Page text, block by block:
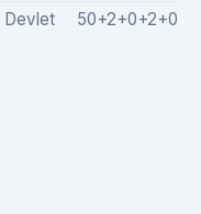
Devlet 50+2+0+2+0